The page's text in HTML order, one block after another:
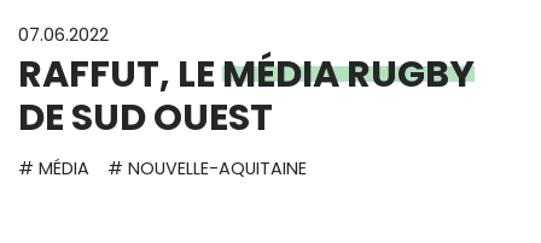
07.06.2022
RAFFUT, LEMÉDIA RUGBY
DE SUD OUEST
# MÉDIA # NOUVELLE-AQUITAINE